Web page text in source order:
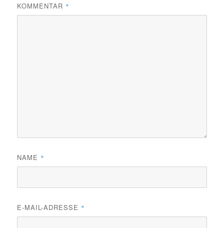
KOMMENTAR *
NAME *
E-MAIL-ADRESSE *